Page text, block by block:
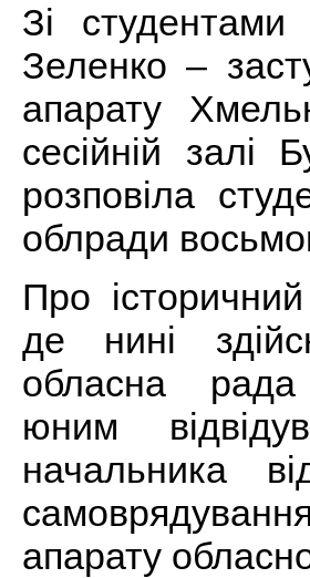
Зі студентами
Зеленко –
апарату
сесійній залі
розповіла
облради
Про
де нині
обласна рада
юним
начальника
апарату